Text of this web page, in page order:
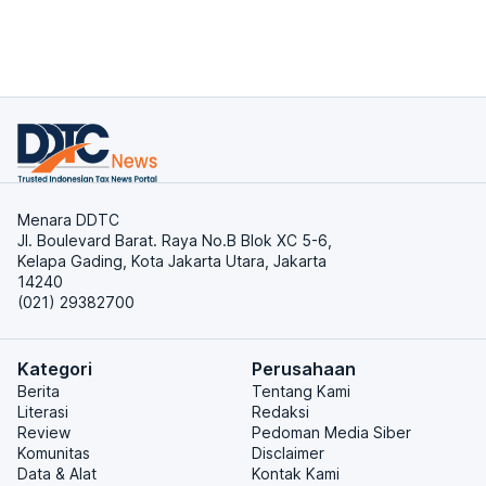
Menara DDTC
Jl. Boulevard Barat. Raya No.B Blok XC 5-6,
Kelapa Gading, Kota Jakarta Utara, Jakarta
14240
(021) 29382700
Kategori
Berita
Literasi
Review
Komunitas
Data & Alat
Perusahaan
Tentang Kami
Redaksi
Pedoman Media Siber
Disclaimer
Kontak Kami